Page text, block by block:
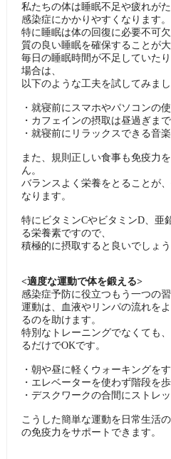
私たちの体は睡眠不足や疲れが
感染症にかかりやすくなります。
特に睡眠は体の回復に必要不可欠
質の良い睡眠を確保することが大
毎日の睡眠時間が不足していた
場合は、
以下のような工夫を試してみまし
・就寝前にスマホやパソコンの
・カフェインの摂取は昼過ぎま
・就寝前にリラックスできる音
また、規則正しい食事も免疫力
ん。
バランスよく栄養をとることが
なります。
特にビタミンCやビタミンD、亜
る栄養素ですので、
積極的に摂取すると良いでしょう
<適度な運動で体を鍛える>
感染症予防に役立つもう一つの
運動は、血液やリンパの流れを
るのを助けます。
特別なトレーニングでなくても
るだけでOKです。
・朝や昼に軽くウォーキングを
・エレベーターを使わず階段を歩
・デスクワークの合間にストレ
こうした簡単な運動を日常生活
の免疫力をサポートできます。